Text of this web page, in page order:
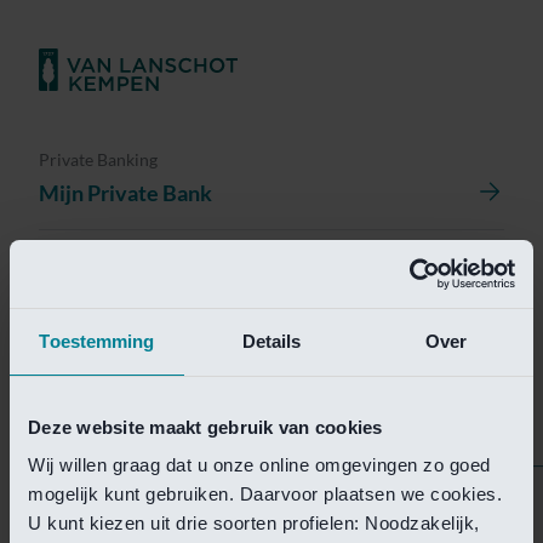
Toestemming Details Over
Deze website maakt gebruik van cookies
Wij willen graag dat u onze online omgevingen zo goed
mogelijk kunt gebruiken. Daarvoor plaatsen we cookies.
U kunt kiezen uit drie soorten profielen: Noodzakelijk,
Private Banking
Mijn Private Bank
Helaas is deze pagina